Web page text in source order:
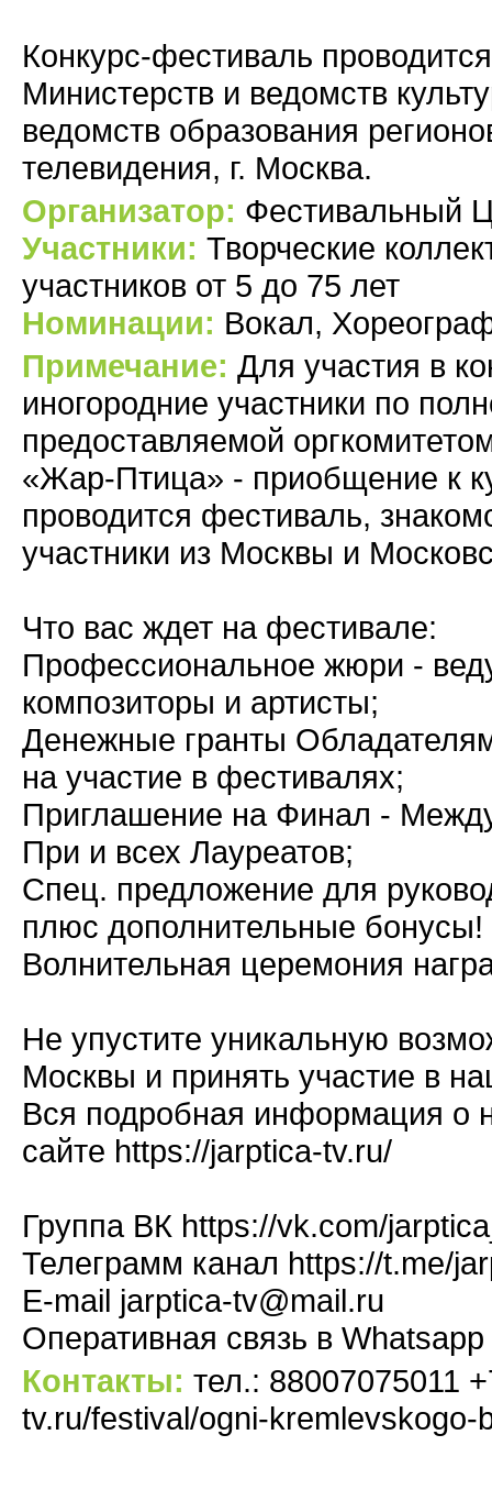
Конкурс-фестиваль
Министерств и ведомств
ведомств образования
телевидения, г. Москва.
Организатор: Фестивальный
Участники: Творческие
участников от 5 до 75 лет
Номинации: Вокал,
Примечание: Для участия в
иногородние участники по
предоставляемой
«Жар-Птица» - приобщение к
проводится фестиваль,
участники из Москвы и
Что вас ждет на фестивале:
Профессиональное жюри -
композиторы и артисты;
Денежные гранты
на участие в фестивалях;
Приглашение на Финал -
При и всех Лауреатов;
Спец. предложение для
плюс дополнительные бонусы!
Волнительная церемония
Не упустите уникальную
Москвы и принять участие в
Вся подробная информация
сайте https://jarptica-tv.ru/
Группа ВК https://vk.com/
Телеграмм канал https://t.me/
E-mail jarptica-tv@mail.ru
Оперативная связь в
Контакты: тел.: 88007075011
tv.ru/festival/ogni-kremlevskogo-